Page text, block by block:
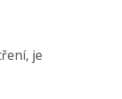
je